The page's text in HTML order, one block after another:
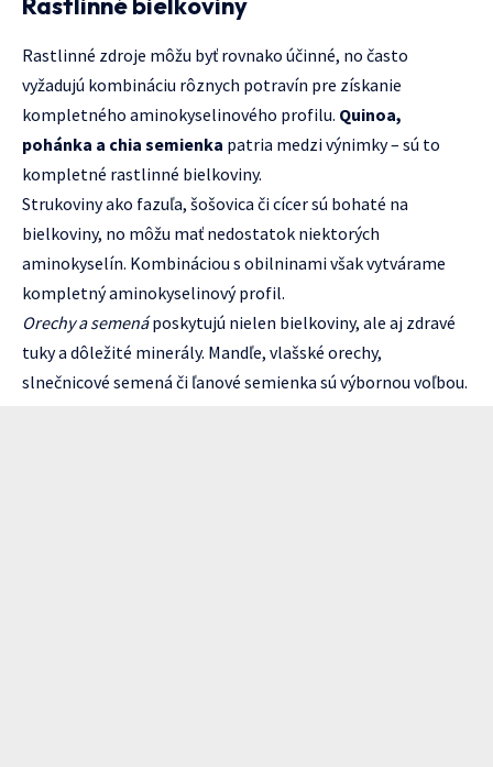
Rastlinné zdroje môžu byť rovnako účinné, no často
vyžadujú kombináciu rôznych potravín pre získanie
kompletného aminokyselinového profilu. Quinoa,
pohánka a chia semienka patria medzi výnimky – sú to
kompletné rastlinné bielkoviny.
Strukoviny ako fazuľa, šošovica či cícer sú bohaté na
bielkoviny, no môžu mať nedostatok niektorých
aminokyselín. Kombináciou s obilninami však vytvárame
kompletný aminokyselinový profil.
Orechy a semenáposkytujú nielen bielkoviny, ale aj zdravé
tuky a dôležité minerály. Mandľe, vlašské orechy,
slnečnicové semená či ľanové semienka sú výbornou voľbou.